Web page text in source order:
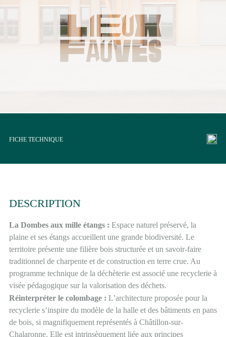
FICHE TECHNIQUE
DESCRIPTION
La Dombes aux mille étangs : Espace naturel préservé, la
plaine et ses étangs accueillent une grande biodiversité. Le
territoire présente une filière bois structurée et un savoir-faire
traditionnel de charpente et de construction en terre crue. Au
programme technique de la déchèterie est associé une recyclerie à
visée pédagogique sur la valorisation des déchets.
Réinterpréter le colombage : L’architecture proposée pour la
recyclerie s’inspire du modèle de la halle et des bâtiments en pans
de bois, si magnifiquement représentés à Châtillon-sur-
Chalaronne. Elle est intrinsèquement liée aux principes